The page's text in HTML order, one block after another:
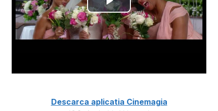
Descarca aplicatia Cinemagia